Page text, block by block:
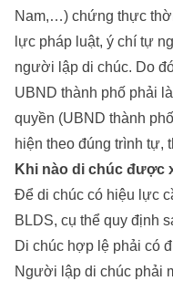
Nam,…) chứng thực
lực pháp luật, ý chí tự
người lập di chúc. Do
UBND thành phố phải
quyền (UBND thành
hiện theo đúng trình tự,
Khi nào di chúc được
Để di chúc có hiệu lực
BLDS, cụ thể quy định
Di chúc hợp lệ phải có
Người lập di chúc phải